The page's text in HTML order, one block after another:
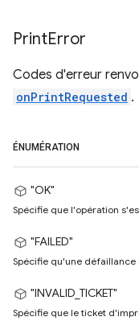
PrintError
Codes d'erreur
onPrintRequested .
ÉNUMÉRATION
"OK"
Spécifie que l'opération
"FAILED"
Spécifie qu'une
"INVALID_TICKET"
Spécifie que le ticket